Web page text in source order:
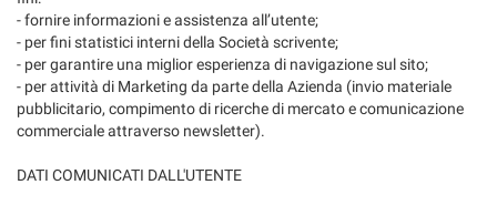
- fornire informazioni e assistenza all’utente;
- per fini statistici interni della Società scrivente;
- per garantire una miglior esperienza di navigazione sul sito;
- per attività di Marketing da parte della Azienda (invio materiale
pubblicitario, compimento di ricerche di mercato e comunicazione
commerciale attraverso newsletter).
DATI COMUNICATI DALL'UTENTE
seguito
descritte.
Per
ottenere
maggiori
informazioni
e